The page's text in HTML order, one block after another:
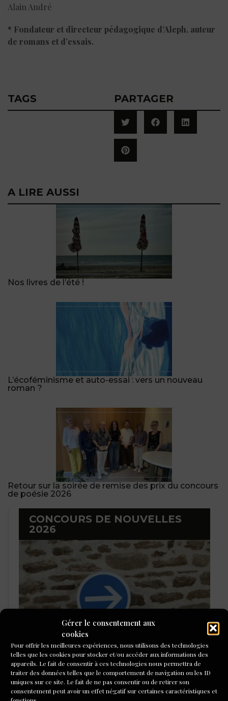
Gérer le consentement aux
cookies
Pour offrir les meilleures expériences, nous utilisons des technologies
telles que les cookies pour stocker et/ou accéder aux informations des
appareils. Le fait de consentir à ces technologies nous permettra de
traiter des données telles que le comportement de navigation ou les ID
uniques sur ce site. Le fait de ne pas consentir ou de retirer son
consentement peut avoir un effet négatif sur certaines caractéristiques et
Alain André
* Fondateur et directeur pédagogique d’Aleph, auteur
de romans et d’essais.
TAGS PARTAGER
A LIRE AUSSI
Nos livres de l’été !
L’écoféminisme et auto-essai : vers un nouveau
roman ?
Retour sur la soirée de remise des prix du concours
de poésie 2026
CONCOURS DE NOUVELLES
2026
LAURÉATS DU CONCOURS DE
POÉSIE 2026